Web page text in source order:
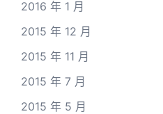
2016 年 1 月
2015 年 12 月
2015 年 11 月
2015 年 7 月
2015 年 5 月